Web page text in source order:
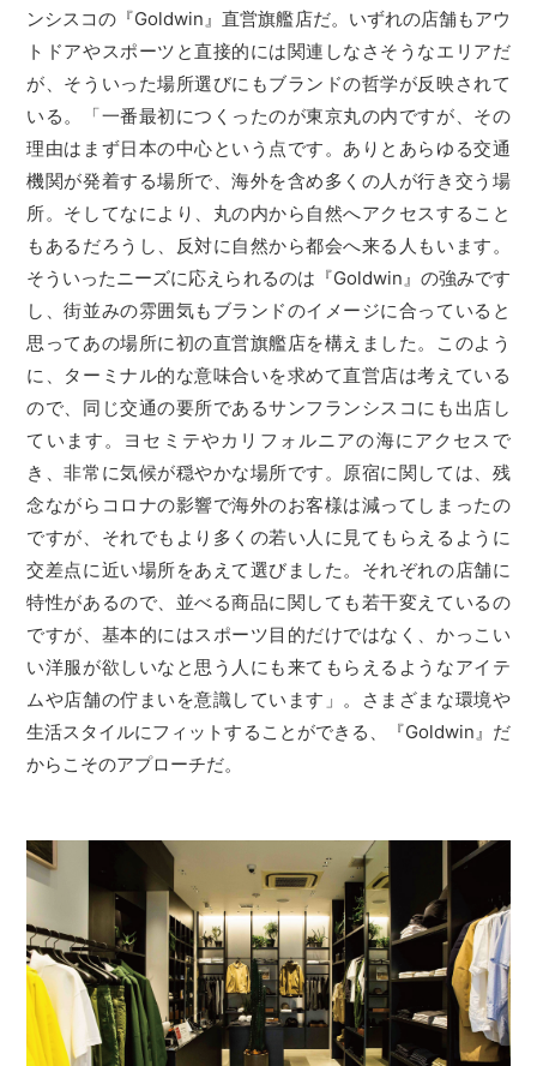
ンシスコの『Goldwin』直営旗艦店だ。いずれの店舗もアウ
トドアやスポーツと直接的には関連しなさそうなエリアだ
が、そういった場所選びにもブランドの哲学が反映されて
いる。「一番最初につくったのが東京丸の内ですが、その
理由はまず日本の中心という点です。ありとあらゆる交通
機関が発着する場所で、海外を含め多くの人が行き交う場
所。そしてなにより、丸の内から自然へアクセスすること
もあるだろうし、反対に自然から都会へ来る人もいます。
そういったニーズに応えられるのは『Goldwin』の強みです
し、街並みの雰囲気もブランドのイメージに合っていると
思ってあの場所に初の直営旗艦店を構えました。このよう
に、ターミナル的な意味合いを求めて直営店は考えている
ので、同じ交通の要所であるサンフランシスコにも出店し
ています。ヨセミテやカリフォルニアの海にアクセスで
き、非常に気候が穏やかな場所です。原宿に関しては、残
念ながらコロナの影響で海外のお客様は減ってしまったの
ですが、それでもより多くの若い人に見てもらえるように
交差点に近い場所をあえて選びました。それぞれの店舗に
特性があるので、並べる商品に関しても若干変えているの
ですが、基本的にはスポーツ目的だけではなく、かっこい
い洋服が欲しいなと思う人にも来てもらえるようなアイテ
ムや店舗の佇まいを意識しています」。さまざまな環境や
生活スタイルにフィットすることができる、『Goldwin』だ
からこそのアプローチだ。